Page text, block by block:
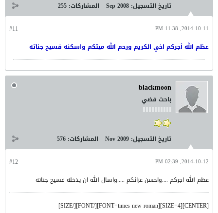
تاريخ التسجيل: Sep 2008 المشاركات: 255
#11 2014-10-11, 11:38 PM
عظم الله أجركم اخي الكريم ورحم الله ميتكم واسكنه فسيح جناته
blackmoon
باحث فضي
تاريخ التسجيل: Nov 2009 المشاركات: 576
#12 2014-10-12, 02:39 PM
عظم الله اجركم ....واحسن عزائكم .....واسال الله ان يدخله فسيح جناته
[CENTER][SIZE=4][FONT=times new roman][/FONT][/SIZE]